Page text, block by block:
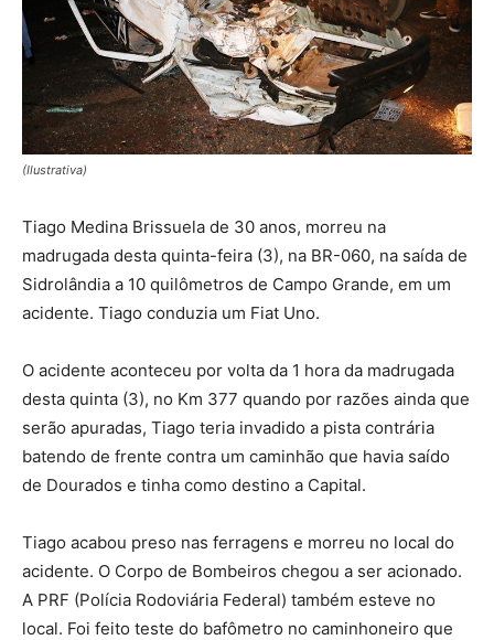
(Ilustrativa)
Tiago Medina Brissuela de 30 anos, morreu na
madrugada desta quinta-feira (3), na BR-060, na saída de
Sidrolândia a 10 quilômetros de Campo Grande, em um
acidente. Tiago conduzia um Fiat Uno.
O acidente aconteceu por volta da 1 hora da madrugada
desta quinta (3), no Km 377 quando por razões ainda que
serão apuradas, Tiago teria invadido a pista contrária
batendo de frente contra um caminhão que havia saído
de Dourados e tinha como destino a Capital.
Tiago acabou preso nas ferragens e morreu no local do
acidente. O Corpo de Bombeiros chegou a ser acionado.
A PRF (Polícia Rodoviária Federal) também esteve no
local. Foi feito teste do bafômetro no caminhoneiro que